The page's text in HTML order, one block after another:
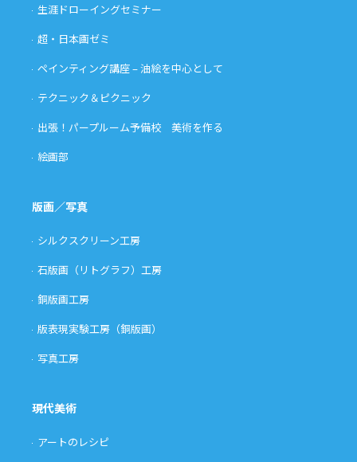
生涯ドローイングセミナー
超・日本画ゼミ
ペインティング講座 – 油絵を中心として
テクニック＆ピクニック
出張！パープルーム予備校 美術を作る
絵画部
版画／写真
シルクスクリーン工房
石版画（リトグラフ）工房
銅版画工房
版表現実験工房（銅版画）
写真工房
現代美術
アートのレシピ